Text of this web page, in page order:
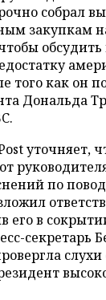
собрал
закупкам
обсудить
того как он
Дональда
уточняет,
по
его в
секретарь